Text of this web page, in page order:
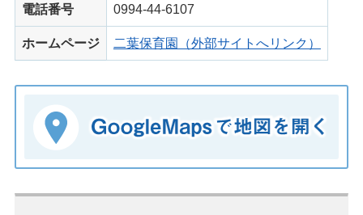
電話番号 0994-44-6107
ホームページ 二葉保育園（外部サイトへリンク）